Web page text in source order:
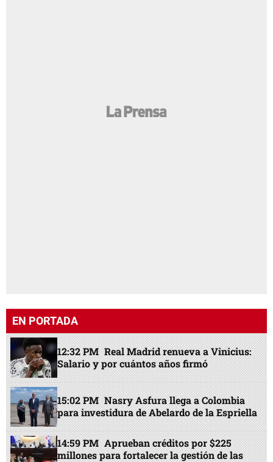
EN PORTADA
12:32 PM Real Madrid renueva a Vinicius:
Salario y por cuántos años firmó
15:02 PM Nasry Asfura llega a Colombia
para investidura de Abelardo de la Espriella
14:59 PM Aprueban créditos por $225
millones para fortalecer la gestión de las